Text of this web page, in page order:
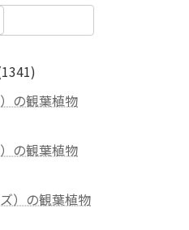
13411341
の
品
の観葉植物
の観葉植物
）の観葉植物